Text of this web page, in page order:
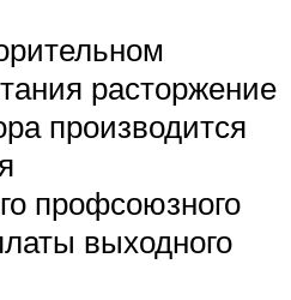
расторжение
производится
профсоюзного
выходного